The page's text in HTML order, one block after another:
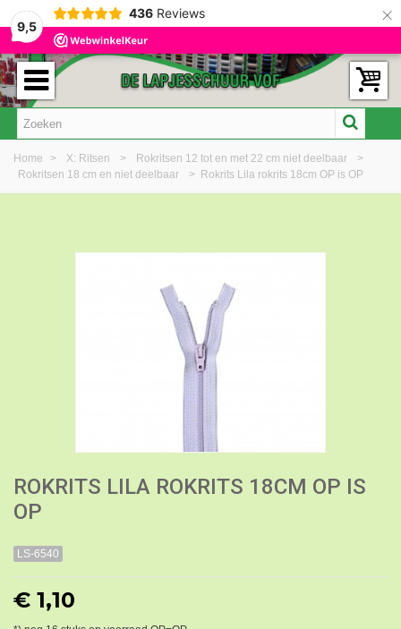
9,5
436 Reviews ×
Home > X: Ritsen > Rokritsen 12 tot en met 22 cm niet deelbaar
>
Rokritsen 18 cm en niet deelbaar
> Rokrits Lila rokrits 18cm OP is OP
ROKRITS LILA ROKRITS 18CM OP IS
OP
LS-6540
€ 1,10